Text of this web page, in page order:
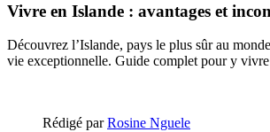
Vivre en Islande : avantages et
Découvrez l’Islande, pays le plus sûr au
vie exceptionnelle. Guide complet pour y vivre
Rédigé parRosine Nguele